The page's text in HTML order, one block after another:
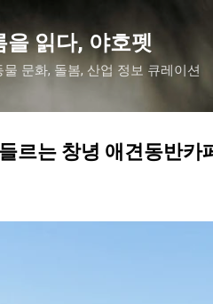
을 읽다, 야호펫
문화, 돌봄, 산업 정보 큐레이션
르는 창녕 애견동반카